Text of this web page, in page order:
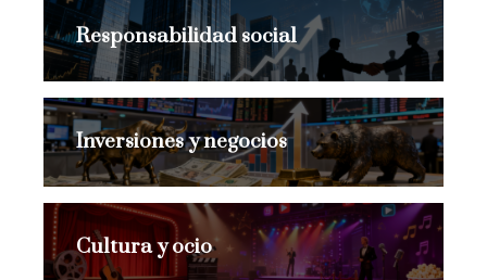
Responsabilidad social
Inversiones y negocios
Cultura y ocio